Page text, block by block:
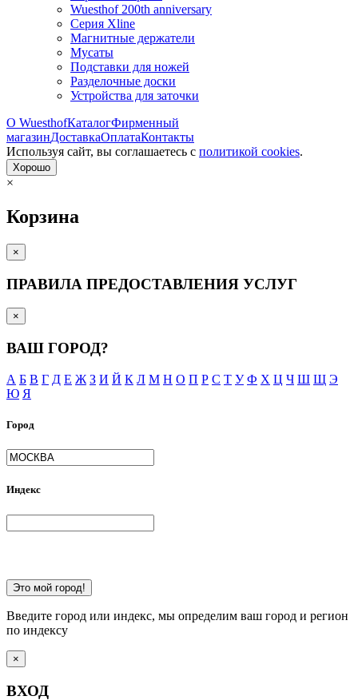
Wuesthof 200th anniversary
Серия Xline
Магнитные держатели
Мусаты
Подставки для ножей
Разделочные доски
Устройства для заточки
О WuesthofКаталогФирменный
магазинДоставкаОплатаКонтакты
Используя сайт, вы согла­шаетесь с политикой cookies.
Хорошо
×
Корзина
×
ПРАВИЛА ПРЕДОСТАВЛЕНИЯ УСЛУГ
×
ВАШ ГОРОД?
А Б В Г Д Е Ж З И Й К Л М Н О П Р С Т У Ф Х Ц Ч Ш Щ Э
Ю Я
Город
Индекс
Это мой город!
Введите город или индекс, мы определим ваш город и регион
по индексу
×
ВХОД